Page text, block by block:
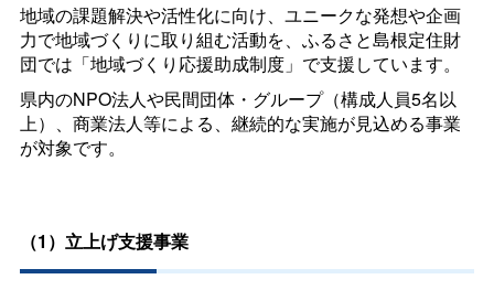
地域の課題解決や活性化に向け、ユニークな発想や企画
力で地域づくりに取り組む活動を、ふるさと島根定住財
団では「地域づくり応援助成制度」で支援しています。
県内のNPO法人や民間団体・グループ（構成人員5名以
上）、商業法人等による、継続的な実施が見込める事業
が対象です。
（1）立上げ支援事業